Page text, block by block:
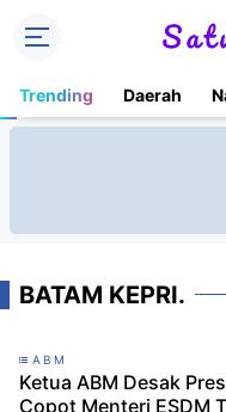
Trending Daerah
BATAM KEPRI.
ABM
Ketua ABM Desak
Copot Menteri ESDM